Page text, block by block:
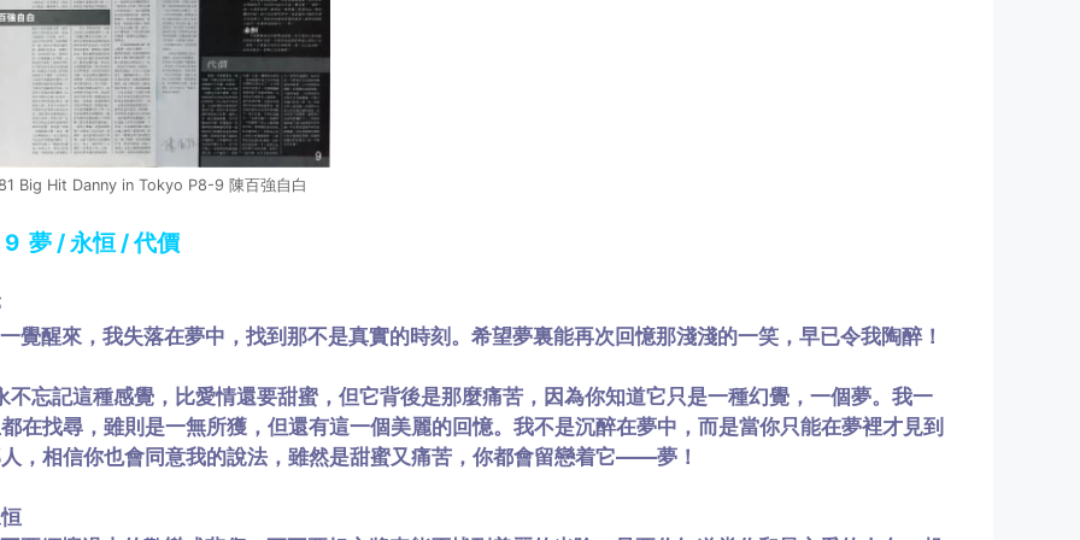
Big Hit Danny in Tokyo P8-9 陳百強自白
9 夢 / 永恒 / 代價
醒來，我失落在夢中，找到那不是真實的時刻。希望夢裏能再次回憶那淺淺的一笑，早已令我陶醉！
忘記這種感覺，比愛情還要甜蜜，但它背後是那麼痛苦，因為你知道它只是一種幻覺，一個夢。我一
在找尋，雖則是一無所獲，但還有這一個美麗的回憶。我不是沉醉在夢中，而是當你只能在夢裡才見到
，相信你也會同意我的說法，雖然是甜蜜又痛苦，你都會留戀着它——夢！